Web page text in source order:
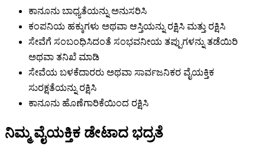
ಕಾನೂನು ಬಾಧ್ಯತೆಯನ್ನು ಅನುಸರಿಸಿ
ಕಂಪನಿಯ ಹಕ್ಕುಗಳು ಅಥವಾ ಆಸ್ತಿಯನ್ನು ರಕ್ಷಿಸಿ ಮತ್ತು ರಕ್ಷಿಸಿ
ಸೇವೆಗೆ ಸಂಬಂಧಿಸಿದಂತೆ ಸಂಭವನೀಯ ತಪ್ಪುಗಳನ್ನು ತಡೆಯಿರಿ
ಅಥವಾ ತನಿಖೆ ಮಾಡಿ
ಸೇವೆಯ ಬಳಕೆದಾರರು ಅಥವಾ ಸಾರ್ವಜನಿಕರ ವೈಯಕ್ತಿಕ
ಸುರಕ್ಷತೆಯನ್ನು ರಕ್ಷಿಸಿ
ಕಾನೂನು ಹೊಣೆಗಾರಿಕೆಯಿಂದ ರಕ್ಷಿಸಿ
ನಿಮ್ಮ ವೈಯಕ್ತಿಕ ಡೇಟಾದ ಭದ್ರತೆ